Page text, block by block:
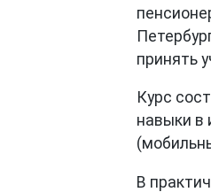
принять
Курс
навыки в
В